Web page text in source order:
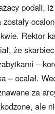
podali,
Rektor
że
–
– ocalał.
za
ale